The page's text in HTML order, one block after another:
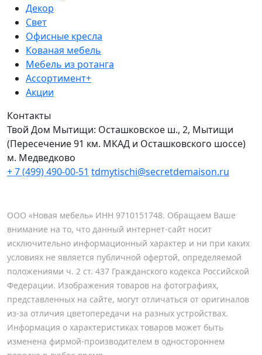
Декор
Свет
Офисные кресла
Кованая мебель
Мебель из ротанга
Ассортимент+
Акции
Контакты
Твой Дом Мытищи: Осташковское ш., 2, Мытищи
(Пересечение 91 км. МКАД и Осташковского шоссе)
м. Медведково
+ 7 (499) 490-00-51 tdmytischi@secretdemaison.ru
ООО «Новая мебель» ИНН 9710151748. Обращаем Ваше
внимание на то, что данный интернет-сайт носит
исключительно информационный характер и ни при каких
условиях не является публичной офертой, определяемой
положениями ч. 2 ст. 437 Гражданского кодекса Российской
Федерации. Изображения товаров на фотографиях,
представленных на сайте, могут отличаться от оригиналов
из-за отличия цветопередачи на разных устройствах.
Информация о характеристиках товаров может быть
изменена фирмой-производителем в одностороннем